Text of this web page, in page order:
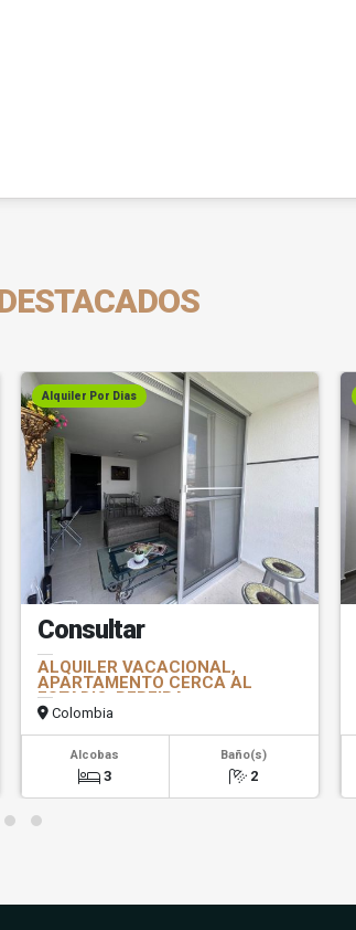
Alquiler Por Dias
Consultar
ALQUILER VACACIONAL,
APARTAMENTO CERCA AL
ESTADIO, PEREIRA.
Colombia
Alcobas
3
Baño(s)
2